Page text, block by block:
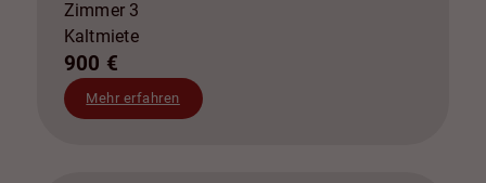
Zimmer 3
Kaltmiete
900 €
Mehr erfahren